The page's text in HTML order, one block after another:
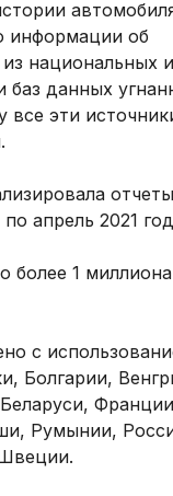
информации об
национальных и
баз данных
все эти
апрель 2021
более 1 миллиона
с
Болгарии,
Румынии,